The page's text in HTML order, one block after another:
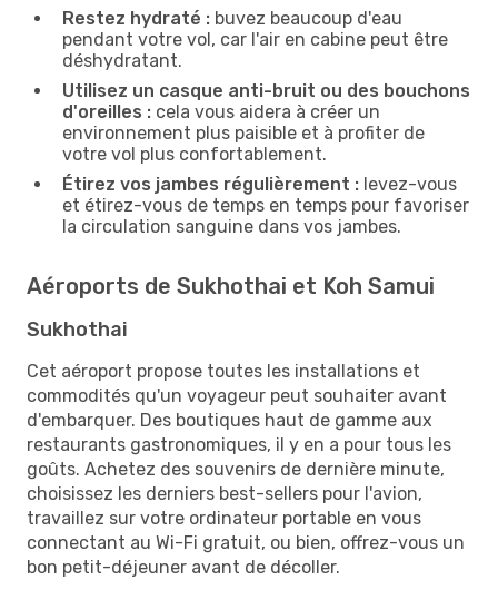
Restez hydraté : buvez beaucoup d'eau
pendant votre vol, car l'air en cabine peut être
déshydratant.
Utilisez un casque anti-bruit ou des bouchons
d'oreilles : cela vous aidera à créer un
environnement plus paisible et à profiter de
votre vol plus confortablement.
Étirez vos jambes régulièrement : levez-vous
et étirez-vous de temps en temps pour favoriser
la circulation sanguine dans vos jambes.
Aéroports de Sukhothai et Koh Samui
Sukhothai
Cet aéroport propose toutes les installations et
commodités qu'un voyageur peut souhaiter avant
d'embarquer. Des boutiques haut de gamme aux
restaurants gastronomiques, il y en a pour tous les
goûts. Achetez des souvenirs de dernière minute,
choisissez les derniers best-sellers pour l'avion,
travaillez sur votre ordinateur portable en vous
connectant au Wi-Fi gratuit, ou bien, offrez-vous un
bon petit-déjeuner avant de décoller.